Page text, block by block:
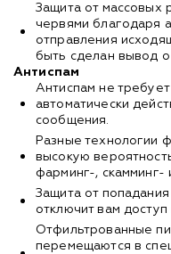
Защита от массовых
червями благодаря
отправления
быть сделан вывод о
Антиспам
Антиспам не
автоматически
сообщения.
Разные технологии
высокую
фарминг-, скамминг-
Защита от
отключит вам доступ
Отфильтрованные
перемещаются в